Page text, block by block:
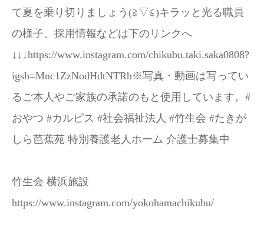
て夏を乗り切りましょう(⁠≧⁠▽⁠≦⁠)キラッと光る職員
の様子、採用情報などは下のリンクへ
↓↓↓https://www.instagram.com/chikubu.taki.saka0808?
igsh=Mnc1ZzNodHdtNTRh※写真・動画は写ってい
るご本人やご家族の承諾のもと使用しています。#
おやつ #カルピス #社会福祉法人 #竹生会 #たきが
しら芭蕉苑 特別養護老人ホーム 介護士募集中
竹生会 横浜施設
https://www.instagram.com/yokohamachikubu/